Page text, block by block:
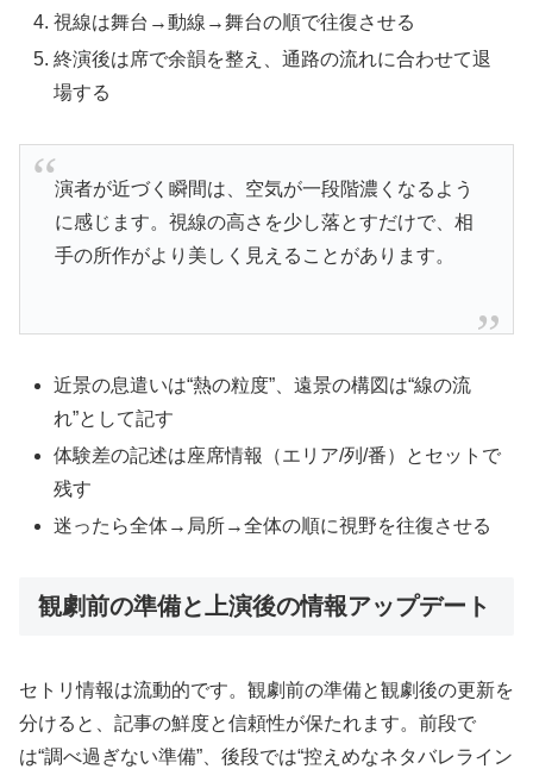
視線は舞台→動線→舞台の順で往復させる
終演後は席で余韻を整え、通路の流れに合わせて退
場する
演者が近づく瞬間は、空気が一段階濃くなるよう
に感じます。視線の高さを少し落とすだけで、相
手の所作がより美しく見えることがあります。
近景の息遣いは“熱の粒度”、遠景の構図は“線の流
れ”として記す
体験差の記述は座席情報（エリア/列/番）とセットで
残す
迷ったら全体→局所→全体の順に視野を往復させる
観劇前の準備と上演後の情報アップデート
セトリ情報は流動的です。観劇前の準備と観劇後の更新を
分けると、記事の鮮度と信頼性が保たれます。前段で
は“調べ過ぎない準備”、後段では“控えめなネタバレライン